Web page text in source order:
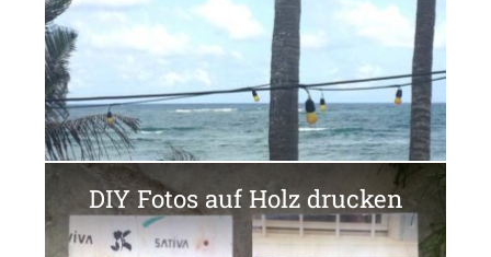
DIY Fotos auf Holz drucken